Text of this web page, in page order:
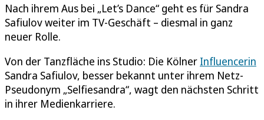
Nach ihrem Aus bei „Let’s Dance“ geht es für Sandra
Safiulov weiter im TV-Geschäft – diesmal in ganz
neuer Rolle.
Von der Tanzfläche ins Studio: Die Kölner Influencerin
Sandra Safiulov, besser bekannt unter ihrem Netz-
Pseudonym „Selfiesandra“, wagt den nächsten Schritt
in ihrer Medienkarriere.